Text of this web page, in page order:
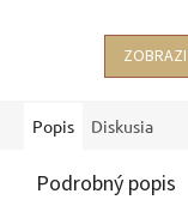
Popis Diskusia
Podrobný popis